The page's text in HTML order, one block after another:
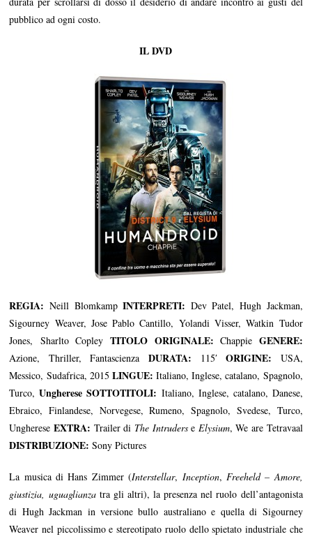
pubblico ad ogni costo.
IL DVD
REGIA: Neill BlomkampINTERPRETI: Dev Patel, Hugh Jackman,
Sigourney Weaver, Jose Pablo Cantillo, Yolandi Visser, Watkin Tudor
Jones, Sharlto Copley TITOLO ORIGINALE: Chappie GENERE:
Azione, Thriller, Fantascienza DURATA: 115′ORIGINE: USA,
Messico, Sudafrica, 2015 LINGUE: Italiano, Inglese, catalano, Spagnolo,
Turco,Ungherese SOTTOTITOLI: Italiano, Inglese, catalano, Danese,
Ebraico, Finlandese, Norvegese, Rumeno, Spagnolo, Svedese, Turco,
UnghereseEXTRA: Trailer di The Intruderse Elysium, We are Tetravaal
DISTRIBUZIONE: Sony Pictures
La musica di Hans Zimmer (Interstellar, Inception, Freeheld – Amore,
giustizia, uguaglianzatra gli altri), la presenza nel ruolo dell’antagonista
di Hugh Jackman in versione bullo australiano e quella di Sigourney
Weaver nel piccolissimo e stereotipato ruolo dello spietato industriale che